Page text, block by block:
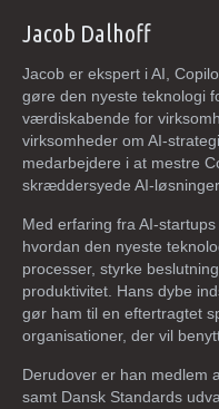
Jacob Dalhoff
Jacob er ekspert i AI,
gøre den nyeste teknologi
værdiskabende for
virksomheder om AI-
medarbejdere i at mestre
skræddersyede AI-
Med erfaring fra AI-
hvordan den nyeste
processer, styrke
produktivitet. Hans dybe
gør ham til en eftertragtet
organisationer, der vil
Derudover er han medlem
samt Dansk Standards